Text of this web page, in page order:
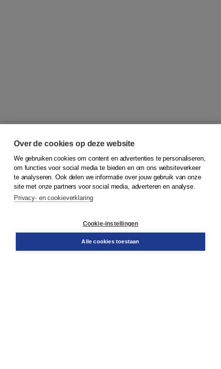
© 2026Koninklijke Boom uitgevers
Klantenservice
Service & informatie
Contact
Over de cookies op deze website
We gebruiken cookies om content en advertenties te personaliseren,
om functies voor social media te bieden en om ons websiteverkeer
te analyseren. Ook delen we informatie over jouw gebruik van onze
site met onze partners voor social media, adverteren en analyse.
Privacy- en cookieverklaring
Cookie-instellingen
Alle cookies toestaan